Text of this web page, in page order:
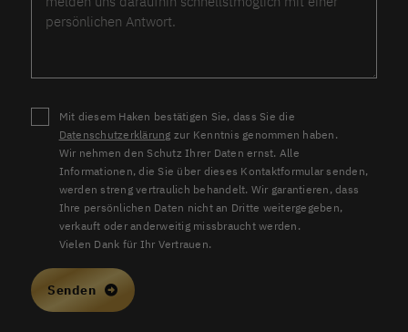
Mit diesem Haken bestätigen Sie, dass Sie die
Datenschutzerklärung zur Kenntnis genommen haben.
Wir nehmen den Schutz Ihrer Daten ernst. Alle
Informationen, die Sie über dieses Kontaktformular senden,
werden streng vertraulich behandelt. Wir garantieren, dass
Ihre persönlichen Daten nicht an Dritte weitergegeben,
verkauft oder anderweitig missbraucht werden.
Vielen Dank für Ihr Vertrauen.
Senden